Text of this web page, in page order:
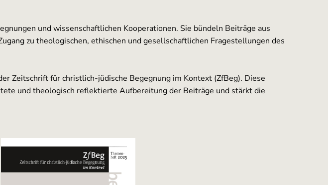
und wissenschaftlichen Kooperationen. Sie bündeln Beiträge aus
zu theologischen, ethischen und gesellschaftlichen Fragestellungen des
Zeitschrift für christlich-jüdische Begegnung im Kontext (ZfBeg). Diese
und theologisch reflektierte Aufbereitung der Beiträge und stärkt die